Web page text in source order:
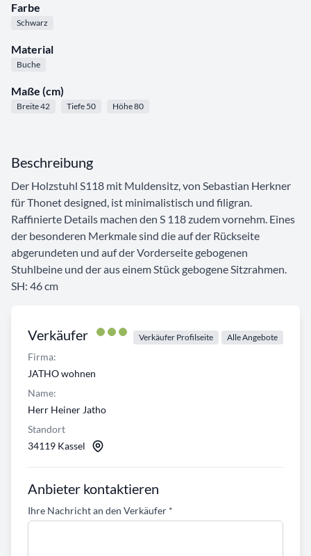
Farbe
Schwarz
Material
Buche
Maße (cm)
Breite 42 Tiefe 50 Höhe 80
Verkäufer Verkäufer Profilseite Alle Angebote
Firma:
JATHO wohnen
Name:
Herr Heiner Jatho
Standort
34119 Kassel
Anbieter kontaktieren
Ihre Nachricht an den Verkäufer *
Beschreibung
Der Holzstuhl S118 mit Muldensitz, von Sebastian Herkner
für Thonet designed, ist minimalistisch und filigran.
Raffinierte Details machen den S 118 zudem vornehm. Eines
der besonderen Merkmale sind die auf der Rückseite
abgerundeten und auf der Vorderseite gebogenen
Stuhlbeine und der aus einem Stück gebogene Sitzrahmen.
SH: 46 cm